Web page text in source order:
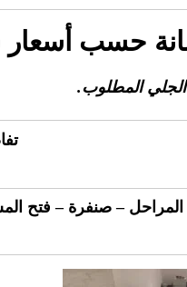
حسب أسعار
المطلوب.
– صنفرة – فتح